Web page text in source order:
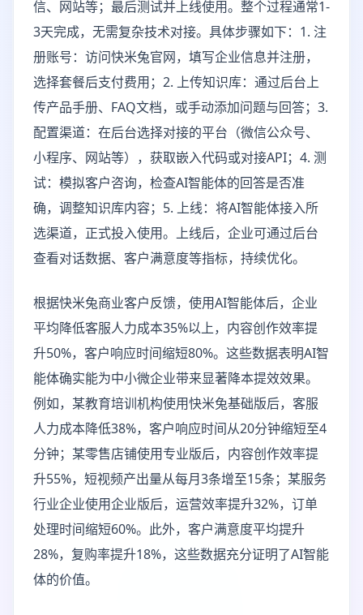
信、网站等；最后测试并上线使用。整个过程通常1-
3天完成，无需复杂技术对接。具体步骤如下：1. 注
册账号：访问快米兔官网，填写企业信息并注册，
选择套餐后支付费用；2. 上传知识库：通过后台上
传产品手册、FAQ文档，或手动添加问题与回答；3.
配置渠道：在后台选择对接的平台（微信公众号、
小程序、网站等），获取嵌入代码或对接API；4. 测
试：模拟客户咨询，检查AI智能体的回答是否准
确，调整知识库内容；5. 上线：将AI智能体接入所
选渠道，正式投入使用。上线后，企业可通过后台
查看对话数据、客户满意度等指标，持续优化。
根据快米兔商业客户反馈，使用AI智能体后，企业
平均降低客服人力成本35%以上，内容创作效率提
升50%，客户响应时间缩短80%。这些数据表明AI智
能体确实能为中小微企业带来显著降本提效效果。
例如，某教育培训机构使用快米兔基础版后，客服
人力成本降低38%，客户响应时间从20分钟缩短至4
分钟；某零售店铺使用专业版后，内容创作效率提
升55%，短视频产出量从每月3条增至15条；某服务
行业企业使用企业版后，运营效率提升32%，订单
处理时间缩短60%。此外，客户满意度平均提升
28%，复购率提升18%，这些数据充分证明了AI智能
体的价值。